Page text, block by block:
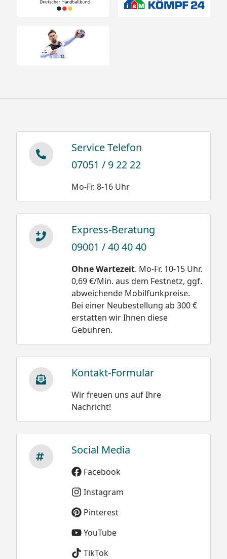
Service Telefon
07051 / 9 22 22
Mo-Fr. 8-16 Uhr
Express-Beratung
09001 / 40 40 40
Ohne Wartezeit. Mo-Fr. 10-15 Uhr.
0,69 €/Min. aus dem Festnetz, ggf.
abweichende Mobilfunkpreise.
Bei einer Neubestellung ab 300 €
erstatten wir Ihnen diese
Gebühren.
Kontakt-Formular
Wir freuen uns auf Ihre
Nachricht!
Social Media
Facebook
Instagram
Pinterest
YouTube
TikTok